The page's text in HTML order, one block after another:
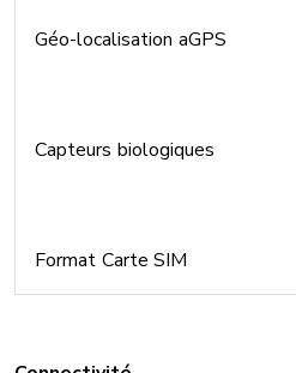
Géo-localisation aGPS
Capteurs biologiques
Format Carte SIM